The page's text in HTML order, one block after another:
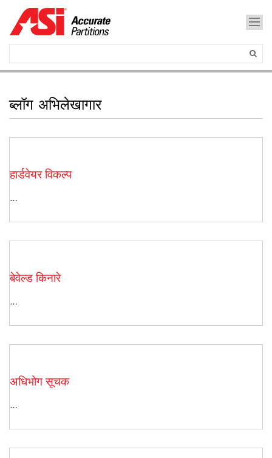
ब्लॉग अभिलेखागार
हार्डवेयर विकल्प
…
बेवेल्ड किनारे
…
अधिभोग सूचक
…